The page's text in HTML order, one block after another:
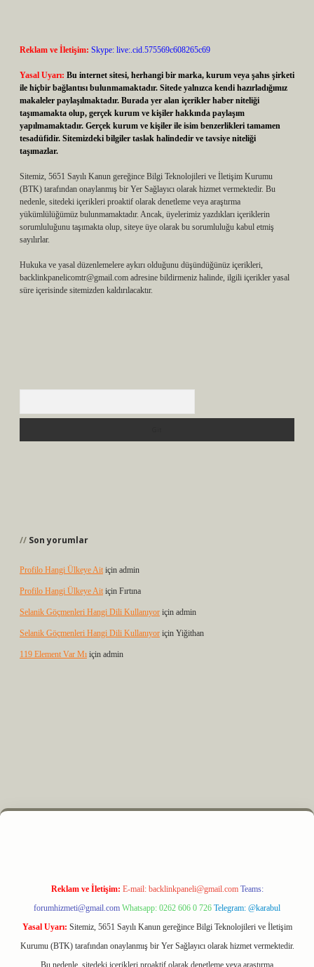
Reklam ve İletişim: Skype: live:.cid.575569c608265c69
Yasal Uyarı: Bu internet sitesi, herhangi bir marka, kurum veya şahıs şirketi
ile hiçbir bağlantısı bulunmamaktadır. Sitede yalnızca kendi hazırladığımız
makaleler paylaşılmaktadır. Burada yer alan içerikler haber niteliği
taşımamakta olup, gerçek kurum ve kişiler hakkında paylaşım
yapılmamaktadır. Gerçek kurum ve kişiler ile isim benzerlikleri tamamen
tesadüfidir. Sitemizdeki bilgiler taslak halindedir ve tavsiye niteliği
taşımazlar.
Sitemiz, 5651 Sayılı Kanun gereğince Bilgi Teknolojileri ve İletişim Kurumu
(BTK) tarafından onaylanmış bir Yer Sağlayıcı olarak hizmet vermektedir. Bu
nedenle, sitedeki içerikleri proaktif olarak denetleme veya araştırma
yükümlülüğümüz bulunmamaktadır. Ancak, üyelerimiz yazdıkları içeriklerin
sorumluluğunu taşımakta olup, siteye üye olarak bu sorumluluğu kabul etmiş
sayılırlar.
Hukuka ve yasal düzenlemelere aykırı olduğunu düşündüğünüz içerikleri,
backlinkpanelicomtr@gmail.com adresine bildirmeniz halinde, ilgili içerikler yasal
süre içerisinde sitemizden kaldırılacaktır.
Son yorumlar
Profilo Hangi Ülkeye Ait için admin
Profilo Hangi Ülkeye Ait için Fırtına
Selanik Göçmenleri Hangi Dili Kullanıyor için admin
Selanik Göçmenleri Hangi Dili Kullanıyor için Yiğithan
119 Element Var Mı için admin
m elexbet
Reklam ve İletişim: E-mail: backlinkpaneli@gmail.com Teams:
forumhizmeti@gmail.com Whatsapp: 0262 606 0 726 Telegram: @karabul
Yasal Uyarı: Sitemiz, 5651 Sayılı Kanun gereğince Bilgi Teknolojileri ve İletişim
Kurumu (BTK) tarafından onaylanmış bir Yer Sağlayıcı olarak hizmet vermektedir.
Bu nedenle, sitedeki içerikleri proaktif olarak denetleme veya araştırma